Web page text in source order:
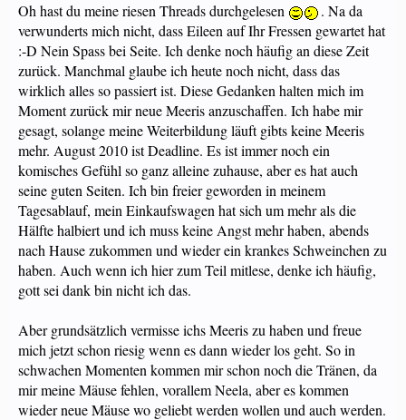
Oh hast du meine riesen Threads durchgelesen
. Na da
verwunderts mich nicht, dass Eileen auf Ihr Fressen gewartet hat
:-D Nein Spass bei Seite. Ich denke noch häufig an diese Zeit
zurück. Manchmal glaube ich heute noch nicht, dass das
wirklich alles so passiert ist. Diese Gedanken halten mich im
Moment zurück mir neue Meeris anzuschaffen. Ich habe mir
gesagt, solange meine Weiterbildung läuft gibts keine Meeris
mehr. August 2010 ist Deadline. Es ist immer noch ein
komisches Gefühl so ganz alleine zuhause, aber es hat auch
seine guten Seiten. Ich bin freier geworden in meinem
Tagesablauf, mein Einkaufswagen hat sich um mehr als die
Hälfte halbiert und ich muss keine Angst mehr haben, abends
nach Hause zukommen und wieder ein krankes Schweinchen zu
haben. Auch wenn ich hier zum Teil mitlese, denke ich häufig,
gott sei dank bin nicht ich das.
Aber grundsätzlich vermisse ichs Meeris zu haben und freue
mich jetzt schon riesig wenn es dann wieder los geht. So in
schwachen Momenten kommen mir schon noch die Tränen, da
mir meine Mäuse fehlen, vorallem Neela, aber es kommen
wieder neue Mäuse wo geliebt werden wollen und auch werden.